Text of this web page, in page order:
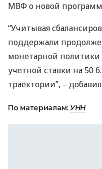
МВФо новой
“Учитывая
поддержали
монетарной
учетной ставки на 50
траектории”, –
По материалам: УНН